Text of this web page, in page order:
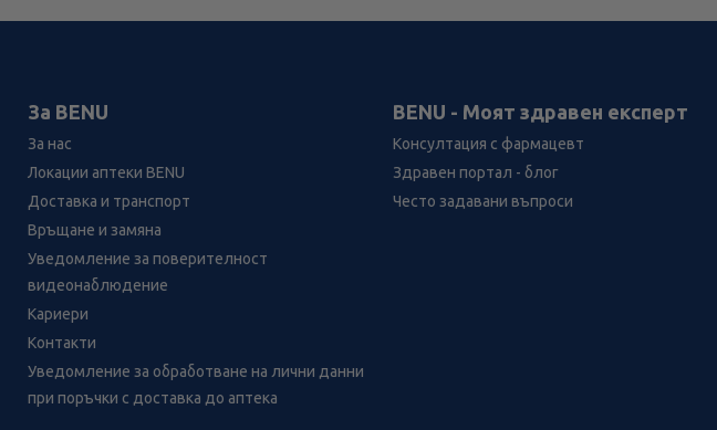
За BENU
За нас
Локации аптеки BENU
Доставка и транспорт
Връщане и замяна
Уведомление за поверителност
видеонаблюдение
Кариери
Контакти
Уведомление за обработване на лични данни
при поръчки с доставка до аптека
BENU - Моят здравен експерт
Консултация с фармацевт
Здравен портал - блог
Често задавани въпроси
Лесно ли се ориентираш в